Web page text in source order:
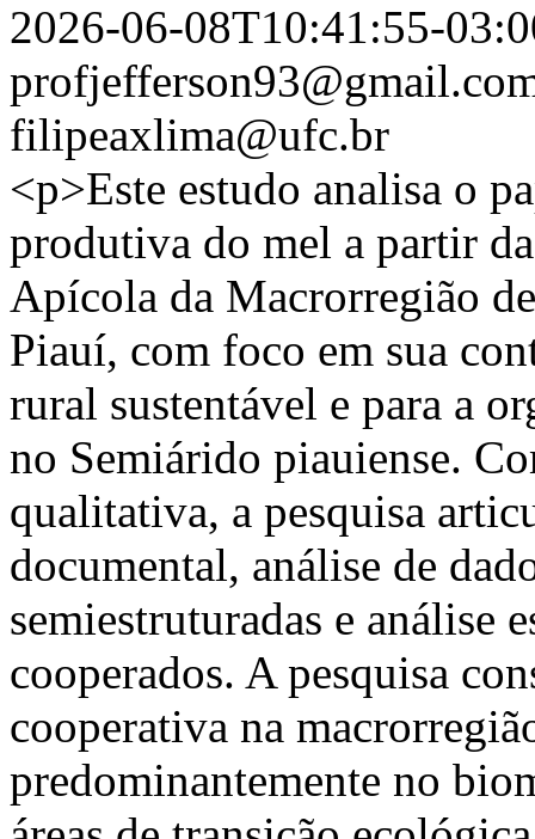
2026-06-08T10:41:55-
filipeaxlima@ufc.br
<p>Este estudo analisa o
produtiva do mel a partir
Apícola da Macrorregião
Piauí, com foco em sua
rural sustentável e para a
no Semiárido piauiense.
qualitativa, a pesquisa
documental, análise de
semiestruturadas e análise
cooperados. A pesquisa
cooperativa na
predominantemente no